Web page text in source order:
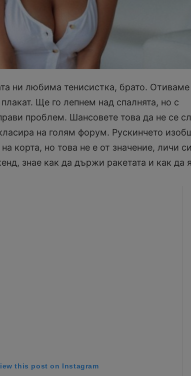
ни любима тенисистка, брато. Отиваме
Ще го лепнем над спалнята, но с
проблем. Шансовете това да не се
на голям форум. Рускинчето
корта, но това не е от значение, личи
знае как да държи ракетата и как да
this post on Instagram